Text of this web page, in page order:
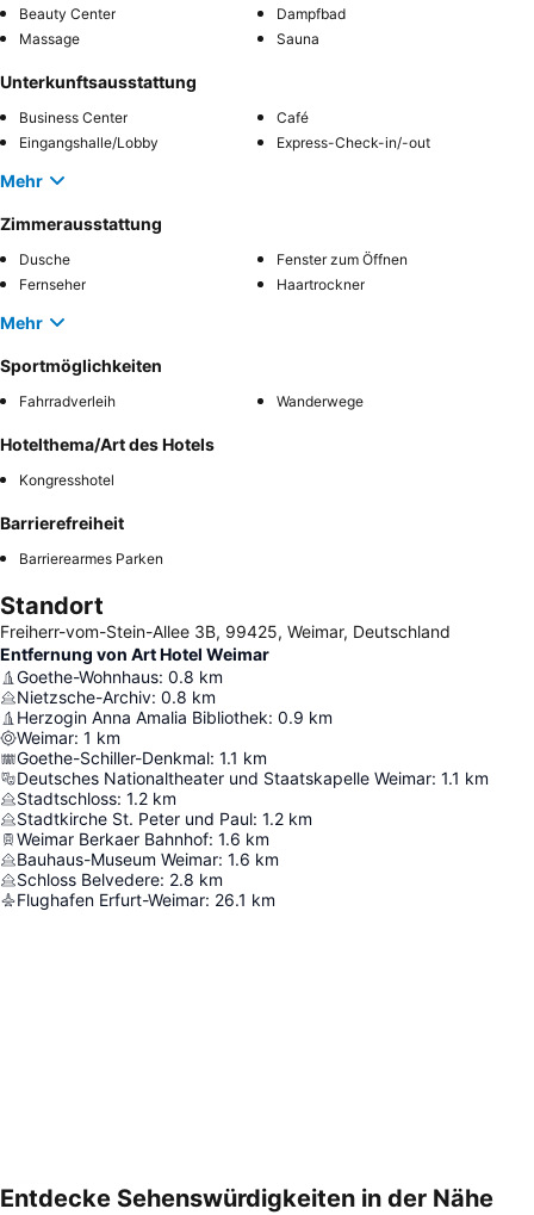
Beauty Center
Dampfbad
Massage
Sauna
Unterkunftsausstattung
Business Center
Café
Eingangshalle/Lobby
Express-Check-in/-out
Mehr
Zimmerausstattung
Dusche
Fenster zum Öffnen
Fernseher
Haartrockner
Mehr
Sportmöglichkeiten
Fahrradverleih Wanderwege
Hotelthema/Art des Hotels
Kongresshotel
Barrierefreiheit
Barrierearmes Parken
Standort
Freiherr-vom-Stein-Allee 3B, 99425, Weimar, Deutschland
Entfernung von Art Hotel Weimar
Goethe-Wohnhaus: 0.8 km
Nietzsche-Archiv: 0.8 km
Herzogin Anna Amalia Bibliothek: 0.9 km
Weimar: 1 km
Goethe-Schiller-Denkmal: 1.1 km
Deutsches Nationaltheater und Staatskapelle Weimar: 1.1 km
Stadtschloss: 1.2 km
Stadtkirche St. Peter und Paul: 1.2 km
Weimar Berkaer Bahnhof: 1.6 km
Bauhaus-Museum Weimar: 1.6 km
Schloss Belvedere: 2.8 km
Flughafen Erfurt-Weimar: 26.1 km
Entdecke Sehenswürdigkeiten in der Nähe